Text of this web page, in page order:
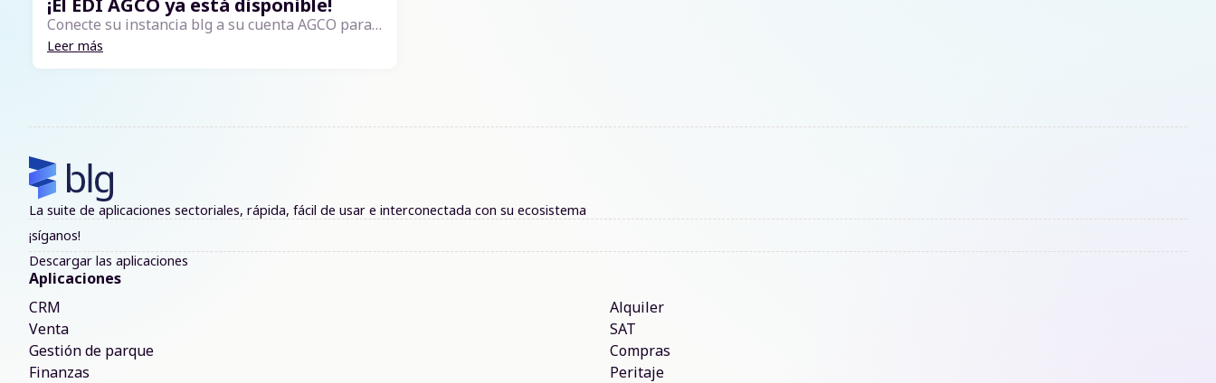
¡El EDI AGCO ya está disponible!
Conecte su instancia blg a su cuenta AGCO para automatizar sus pedidos, actualizaciones de artículos y sincronizaciones de precios. Simple, rápido y 100 % integrado. El EDI AGCO le permite conectar fácilmente su instancia blgCloud a su...
Leer más
La suite de aplicaciones sectoriales, rápida, fácil de usar e interconectada con su ecosistema
¡síganos!
Descargar las aplicaciones
Aplicaciones
CRM
Alquiler
Venta
SAT
Gestión de parque
Compras
Finanzas
Peritaje